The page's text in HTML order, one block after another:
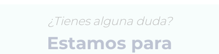
¿Tienes alguna duda?
Estamos para